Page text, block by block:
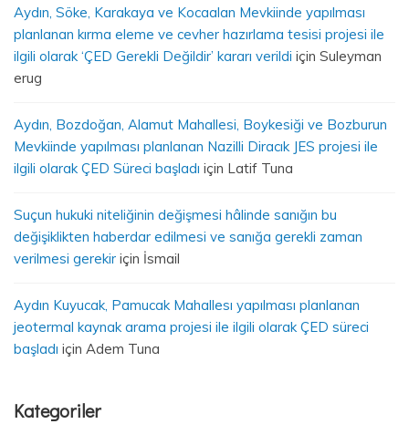
Aydın, Söke, Karakaya ve Kocaalan Mevkiinde yapılması
planlanan kırma eleme ve cevher hazırlama tesisi projesi ile
ilgili olarak ‘ÇED Gerekli Değildir’ kararı verildi için Suleyman
erug
Aydın, Bozdoğan, Alamut Mahallesi, Boykesiği ve Bozburun
Mevkiinde yapılması planlanan Nazilli Diracık JES projesi ile
ilgili olarak ÇED Süreci başladı için Latif Tuna
Suçun hukuki niteliğinin değişmesi hâlinde sanığın bu
değişiklikten haberdar edilmesi ve sanığa gerekli zaman
verilmesi gerekir için İsmail
Aydın Kuyucak, Pamucak Mahallesı yapılması planlanan
jeotermal kaynak arama projesi ile ilgili olarak ÇED süreci
başladı için Adem Tuna
Kategoriler